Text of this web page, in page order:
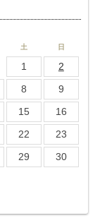
土 日
1
2
8
9
15
16
22
23
29
30